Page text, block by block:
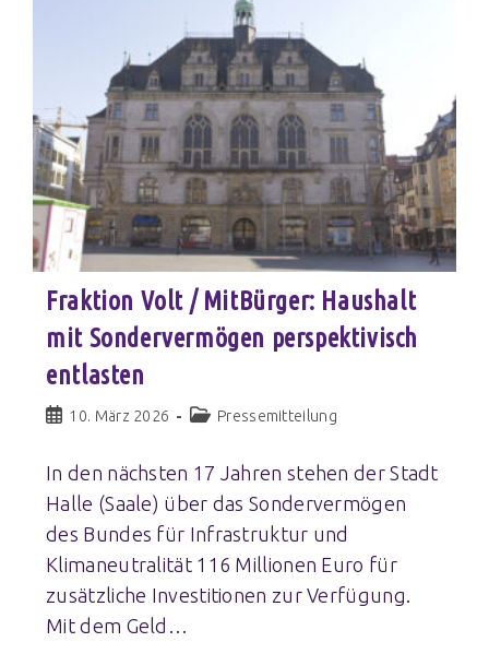
Fraktion Volt / MitBürger: Haushalt
mit Sondervermögen perspektivisch
entlasten
10. März 2026 Pressemitteilung
In den nächsten 17 Jahren stehen der Stadt
Halle (Saale) über das Sondervermögen
des Bundes für Infrastruktur und
Klimaneutralität 116 Millionen Euro für
zusätzliche Investitionen zur Verfügung.
Mit dem Geld…